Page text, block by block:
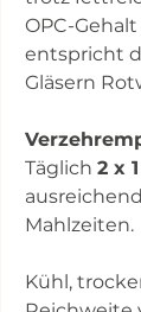
OPC-
entspricht
Gläsern
Täglich 2 x
Mahlzeiten.
Kühl,